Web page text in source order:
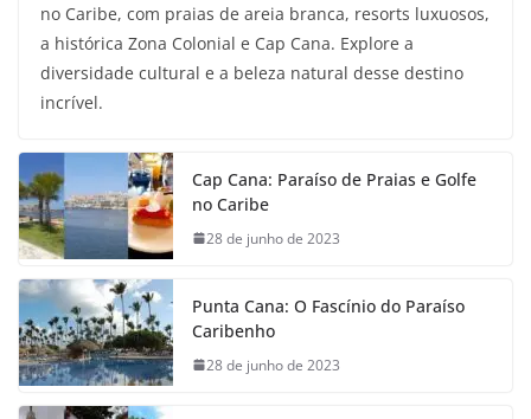
no Caribe, com praias de areia branca, resorts luxuosos,
a histórica Zona Colonial e Cap Cana. Explore a
diversidade cultural e a beleza natural desse destino
incrível.
Cap Cana: Paraíso de Praias e Golfe
no Caribe
28 de junho de 2023
Punta Cana: O Fascínio do Paraíso
Caribenho
28 de junho de 2023